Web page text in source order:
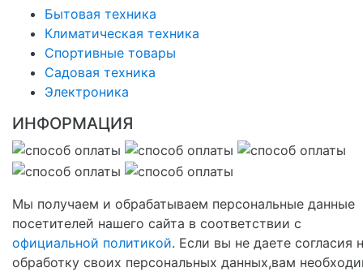
Бытовая техника
Климатическая техника
Спортивные товары
Садовая техника
Электроника
ИНФОРМАЦИЯ
Мы получаем и обрабатываем персональные данные
посетителей нашего сайта в соответствии с
официальной политикой. Если вы не даете согласия
обработку своих персональных данных,вам